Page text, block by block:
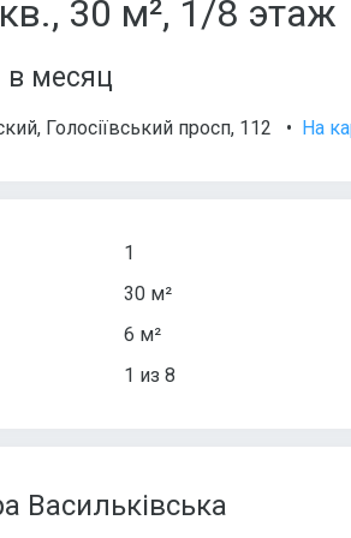
30 м², 1/8 этаж
в месяц
, Голосіївський просп, 112 • На
1
30 м²
6 м²
1 из 8
Васильківська